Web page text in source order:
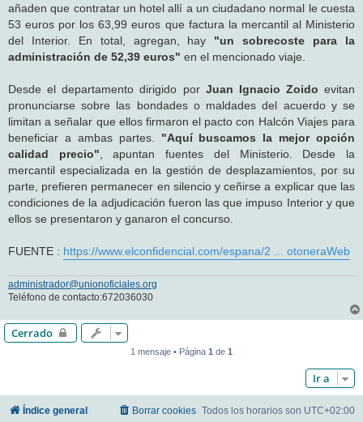
añaden que contratar un hotel allí a un ciudadano normal le cuesta
53 euros por los 63,99 euros que factura la mercantil al Ministerio
del Interior. En total, agregan, hay "un sobrecoste para la
administración de 52,39 euros" en el mencionado viaje.
Desde el departamento dirigido por Juan Ignacio Zoido evitan
pronunciarse sobre las bondades o maldades del acuerdo y se
limitan a señalar que ellos firmaron el pacto con Halcón Viajes para
beneficiar a ambas partes. "Aquí buscamos la mejor opción
calidad precio" , apuntan fuentes del Ministerio. Desde la
mercantil especializada en la gestión de desplazamientos, por su
parte, prefieren permanecer en silencio y ceñirse a explicar que las
condiciones de la adjudicación fueron las que impuso Interior y que
ellos se presentaron y ganaron el concurso.
FUENTE : https://www.elconfidencial.com/espana/2 ... otoneraWeb
administrador@unionoficiales.org
Teléfono de contacto:672036030
Cerrado
1 mensaje • Página 1 de 1
Ir a
Índice general Todos los horarios son UTC+02:00
Borrar cookies